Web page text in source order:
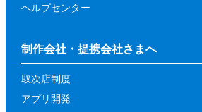
ヘルプセンター
制作会社・提携会社さまへ
取次店制度
アプリ開発